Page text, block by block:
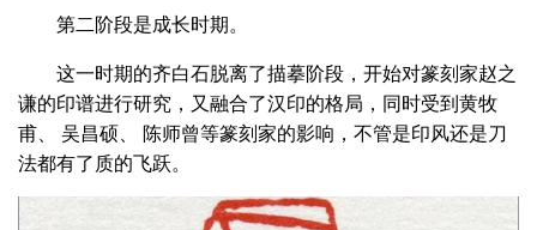
第二阶段是成长时期。
这一时期的齐白石脱离了描摹阶段，开始对篆刻家赵之
谦的印谱进行研究，又融合了汉印的格局，同时受到黄牧
甫、 吴昌硕、 陈师曾等篆刻家的影响，不管是印风还是刀
法都有了质的飞跃。